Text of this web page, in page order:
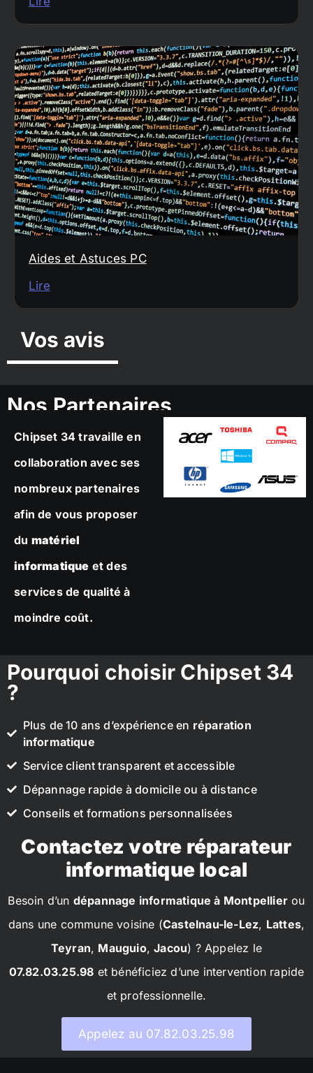
Aides et Astuces PC
Lire
Vos avis
Nos Partenaires
Chipset 34 travaille en
collaboration avec ses
nombreux partenaires
afin de vous proposer
du matériel
informatique et des
services de qualité à
moindre coût.
Pourquoi choisir Chipset 34
?
Plus de 10 ans d’expérience en réparation
informatique
Service client transparent et accessible
Dépannage rapide à domicile ou à distance
Conseils et formations personnalisées
Contactez votre réparateur
informatique local
Besoin d’un dépannage informatique à Montpellier ou
dans une commune voisine (Castelnau-le-Lez, Lattes,
Teyran, Mauguio,Jacou) ? Appelez le
07.82.03.25.98 et bénéficiez d’une intervention rapide
et professionnelle.
Appelez au 07.82.03.25.98